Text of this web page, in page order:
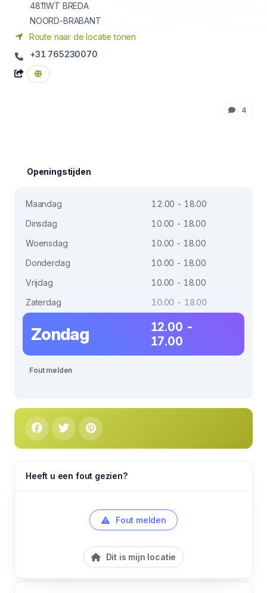
4811WT BREDA
NOORD-BRABANT
Route naar de locatie tonen
+31 765230070
4
Openingstijden
Maandag
12.00 - 18.00
Dinsdag
10.00 - 18.00
Woensdag
10.00 - 18.00
Donderdag
10.00 - 18.00
Vrijdag
10.00 - 18.00
Zaterdag
10.00 - 18.00
Zondag
12.00 -
17.00
Fout melden
Heeft u een fout gezien?
Fout melden
Dit is mijn locatie